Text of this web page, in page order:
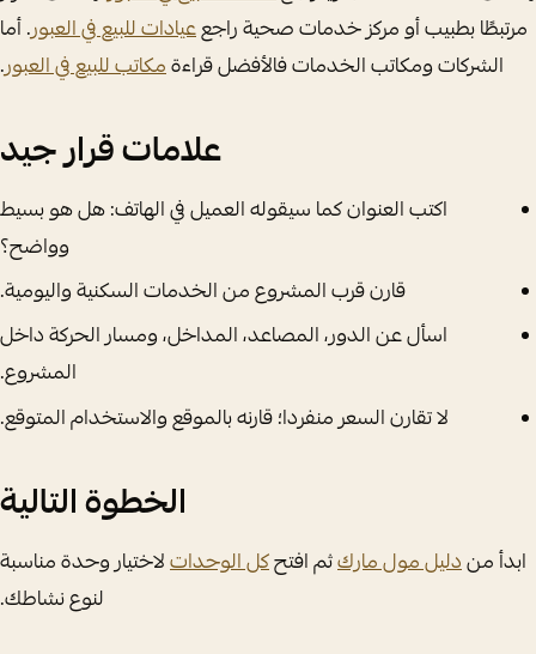
مرتبطًا بطبيب أو مركز خدمات صحية راجععيادات للبيع في العبور. أما
الشركات ومكاتب الخدمات فالأفضل قراءةمكاتب للبيع في العبور.
علامات قرار جيد
اكتب العنوان كما سيقوله العميل في الهاتف: هل هو بسيط
وواضح؟
قارن قرب المشروع من الخدمات السكنية واليومية.
اسأل عن الدور، المصاعد، المداخل، ومسار الحركة داخل
المشروع.
لا تقارن السعر منفردا؛ قارنه بالموقع والاستخدام المتوقع.
الخطوة التالية
ابدأ مندليل مول ماركثم افتحكل الوحداتلاختيار وحدة مناسبة
لنوع نشاطك.